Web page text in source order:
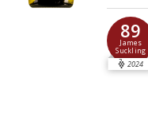
89
James
Suckling
2024